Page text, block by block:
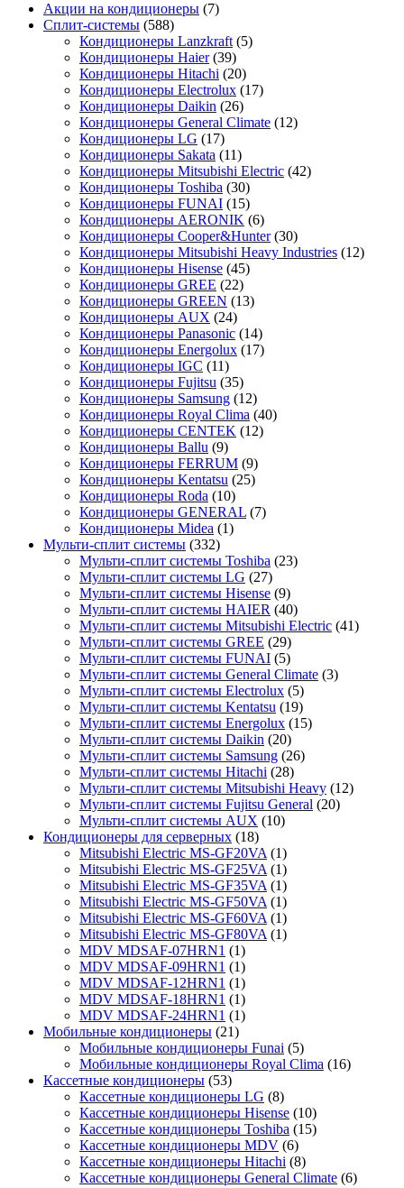
Акции на кондиционеры (7)
Сплит-системы (588)
Кондиционеры Lanzkraft (5)
Кондиционеры Haier (39)
Кондиционеры Hitachi (20)
Кондиционеры Electrolux (17)
Кондиционеры Daikin (26)
Кондиционеры General Climate (12)
Кондиционеры LG (17)
Кондиционеры Sakata (11)
Кондиционеры Mitsubishi Electric (42)
Кондиционеры Toshiba (30)
Кондиционеры FUNAI (15)
Кондиционеры AERONIK (6)
Кондиционеры Cooper&Hunter (30)
Кондиционеры Mitsubishi Heavy Industries (12)
Кондиционеры Hisense (45)
Кондиционеры GREE (22)
Кондиционеры GREEN (13)
Кондиционеры AUX (24)
Кондиционеры Panasonic (14)
Кондиционеры Energolux (17)
Кондиционеры IGC (11)
Кондиционеры Fujitsu (35)
Кондиционеры Samsung (12)
Кондиционеры Royal Clima (40)
Кондиционеры CENTEK (12)
Кондиционеры Ballu (9)
Кондиционеры FERRUM (9)
Кондиционеры Kentatsu (25)
Кондиционеры Roda (10)
Кондиционеры GENERAL (7)
Кондиционеры Midea (1)
Мульти-сплит системы (332)
Мульти-сплит системы Toshiba (23)
Мульти-сплит системы LG (27)
Мульти-сплит системы Hisense (9)
Мульти-сплит системы HAIER (40)
Мульти-сплит системы Mitsubishi Electric (41)
Мульти-сплит системы GREE (29)
Мульти-сплит системы FUNAI (5)
Мульти-сплит системы General Climate (3)
Мульти-сплит системы Electrolux (5)
Мульти-сплит системы Kentatsu (19)
Мульти-сплит системы Energolux (15)
Мульти-сплит системы Daikin (20)
Мульти-сплит системы Samsung (26)
Мульти-сплит системы Hitachi (28)
Мульти-сплит системы Mitsubishi Heavy (12)
Мульти-сплит системы Fujitsu General (20)
Мульти-сплит системы AUX (10)
Кондиционеры для серверных (18)
Mitsubishi Electric MS-GF20VA (1)
Mitsubishi Electric MS-GF25VA (1)
Mitsubishi Electric MS-GF35VA (1)
Mitsubishi Electric MS-GF50VA (1)
Mitsubishi Electric MS-GF60VA (1)
Mitsubishi Electric MS-GF80VA (1)
MDV MDSAF-07HRN1 (1)
MDV MDSAF-09HRN1 (1)
MDV MDSAF-12HRN1 (1)
MDV MDSAF-18HRN1 (1)
MDV MDSAF-24HRN1 (1)
Мобильные кондиционеры (21)
Мобильные кондиционеры Funai (5)
Мобильные кондиционеры Royal Clima (16)
Кассетные кондиционеры (53)
Кассетные кондиционеры LG (8)
Кассетные кондиционеры Hisense (10)
Кассетные кондиционеры Toshiba (15)
Кассетные кондиционеры MDV (6)
Кассетные кондиционеры Hitachi (8)
Кассетные кондиционеры General Climate (6)